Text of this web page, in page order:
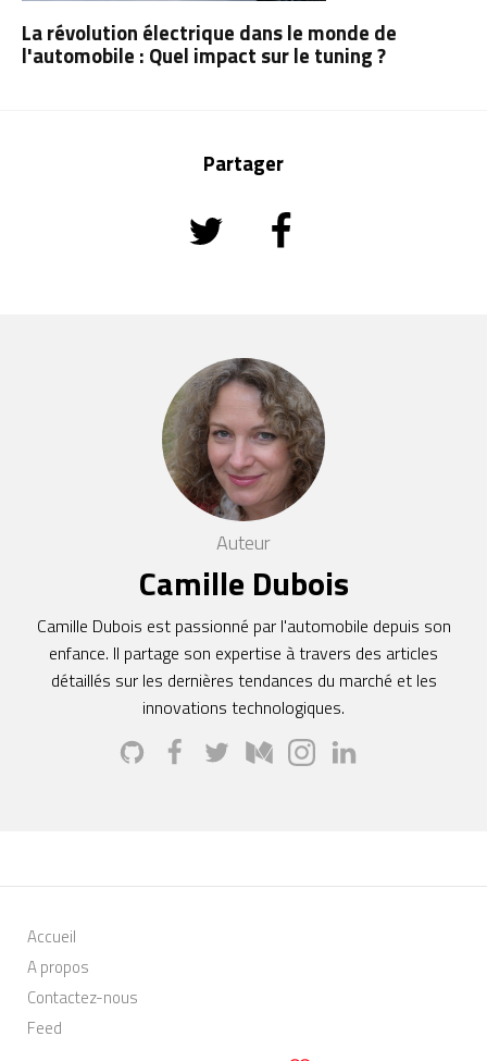
La révolution électrique dans le monde de
l'automobile : Quel impact sur le tuning ?
Partager
Auteur
Camille Dubois
Camille Dubois est passionné par l'automobile depuis son
enfance. Il partage son expertise à travers des articles
détaillés sur les dernières tendances du marché et les
innovations technologiques.
Accueil
A propos
Contactez-nous
Feed